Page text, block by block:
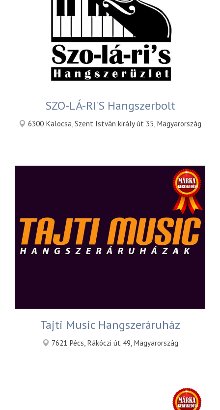
SZO-LÁ-RI'S Hangszerbolt
6300 Kalocsa, Szent István király út 35, Magyarország
Tajti Music Hangszeráruház
7621 Pécs, Rákóczi út 49, Magyarország